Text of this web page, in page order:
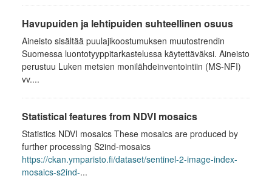
Havupuiden ja lehtipuiden suhteellinen osuus
Aineisto sisältää puulajikoostumuksen muutostrendin
Suomessa luontotyyppitarkastelussa käytettäväksi. Aineisto
perustuu Luken metsien monilähdeinventointiin (MS-NFI)
vv....
Statistical features from NDVI mosaics
Statistics NDVI mosaics These mosaics are produced by
further processing S2ind-mosaics
https://ckan.ymparisto.fi/dataset/sentinel-2-image-index-
mosaics-s2ind-...